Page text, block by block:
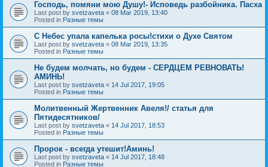
Господь, помяни мою Душу!- Исповедь разбойника. Пасха
Last post by svetzaveta « 08 Mar 2019, 13:40
Posted in Разные темы
C Небес упала капелька росы!стихи о Духе Святом
Last post by svetzaveta « 08 Mar 2019, 13:35
Posted in Разные темы
Не будем молчать, но будем - СЕРДЦЕМ РЕВНОВАТЬ!
АМИНЬ!
Last post by svetzaveta « 14 Jul 2017, 19:05
Posted in Разные темы
Молитвенный Жертвенник Авеля!/ статья для
Пятидесятников/
Last post by svetzaveta « 14 Jul 2017, 18:53
Posted in Разные темы
Пророк - всегда утешит!Аминь!
Last post by svetzaveta « 14 Jul 2017, 18:48
Posted in Разные темы